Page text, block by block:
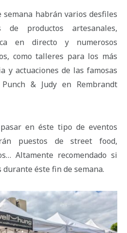
habrán varios desfiles
de productos artesanales,
en directo y numerosos
como talleres para los más
y actuaciones de las famosas
& Judy en Rembrandt
en éste tipo de eventos
puestos de street food,
Altamente recomendado si
durante éste fin de semana.